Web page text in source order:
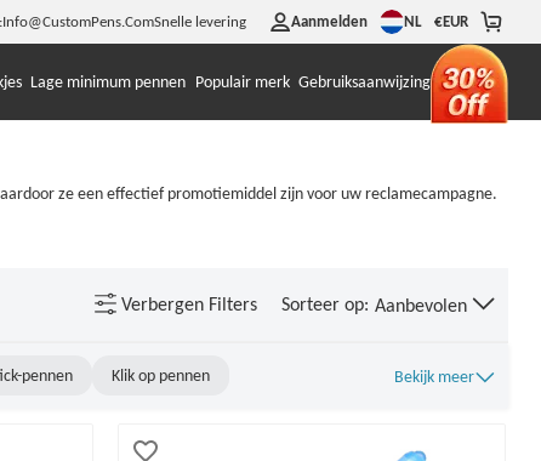
Info@CustomPens.ComSnelle levering Aanmelden NL €EUR
Lage minimum pennen Populair merk Gebruiksaanwijzing
ze een effectief promotiemiddel zijn voor uw reclamecampagne.
Verbergen Filters Sorteer op: Aanbevolen
pennen
Klik op pennen
Bekijk meer